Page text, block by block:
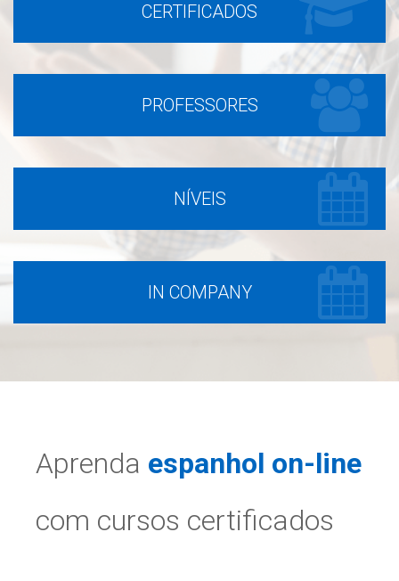
CERTIFICADOS
PROFESSORES
NÍVEIS
IN COMPANY
Aprenda espanhol on-line
com cursos certificados